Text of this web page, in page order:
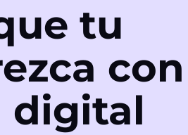
tu
digital